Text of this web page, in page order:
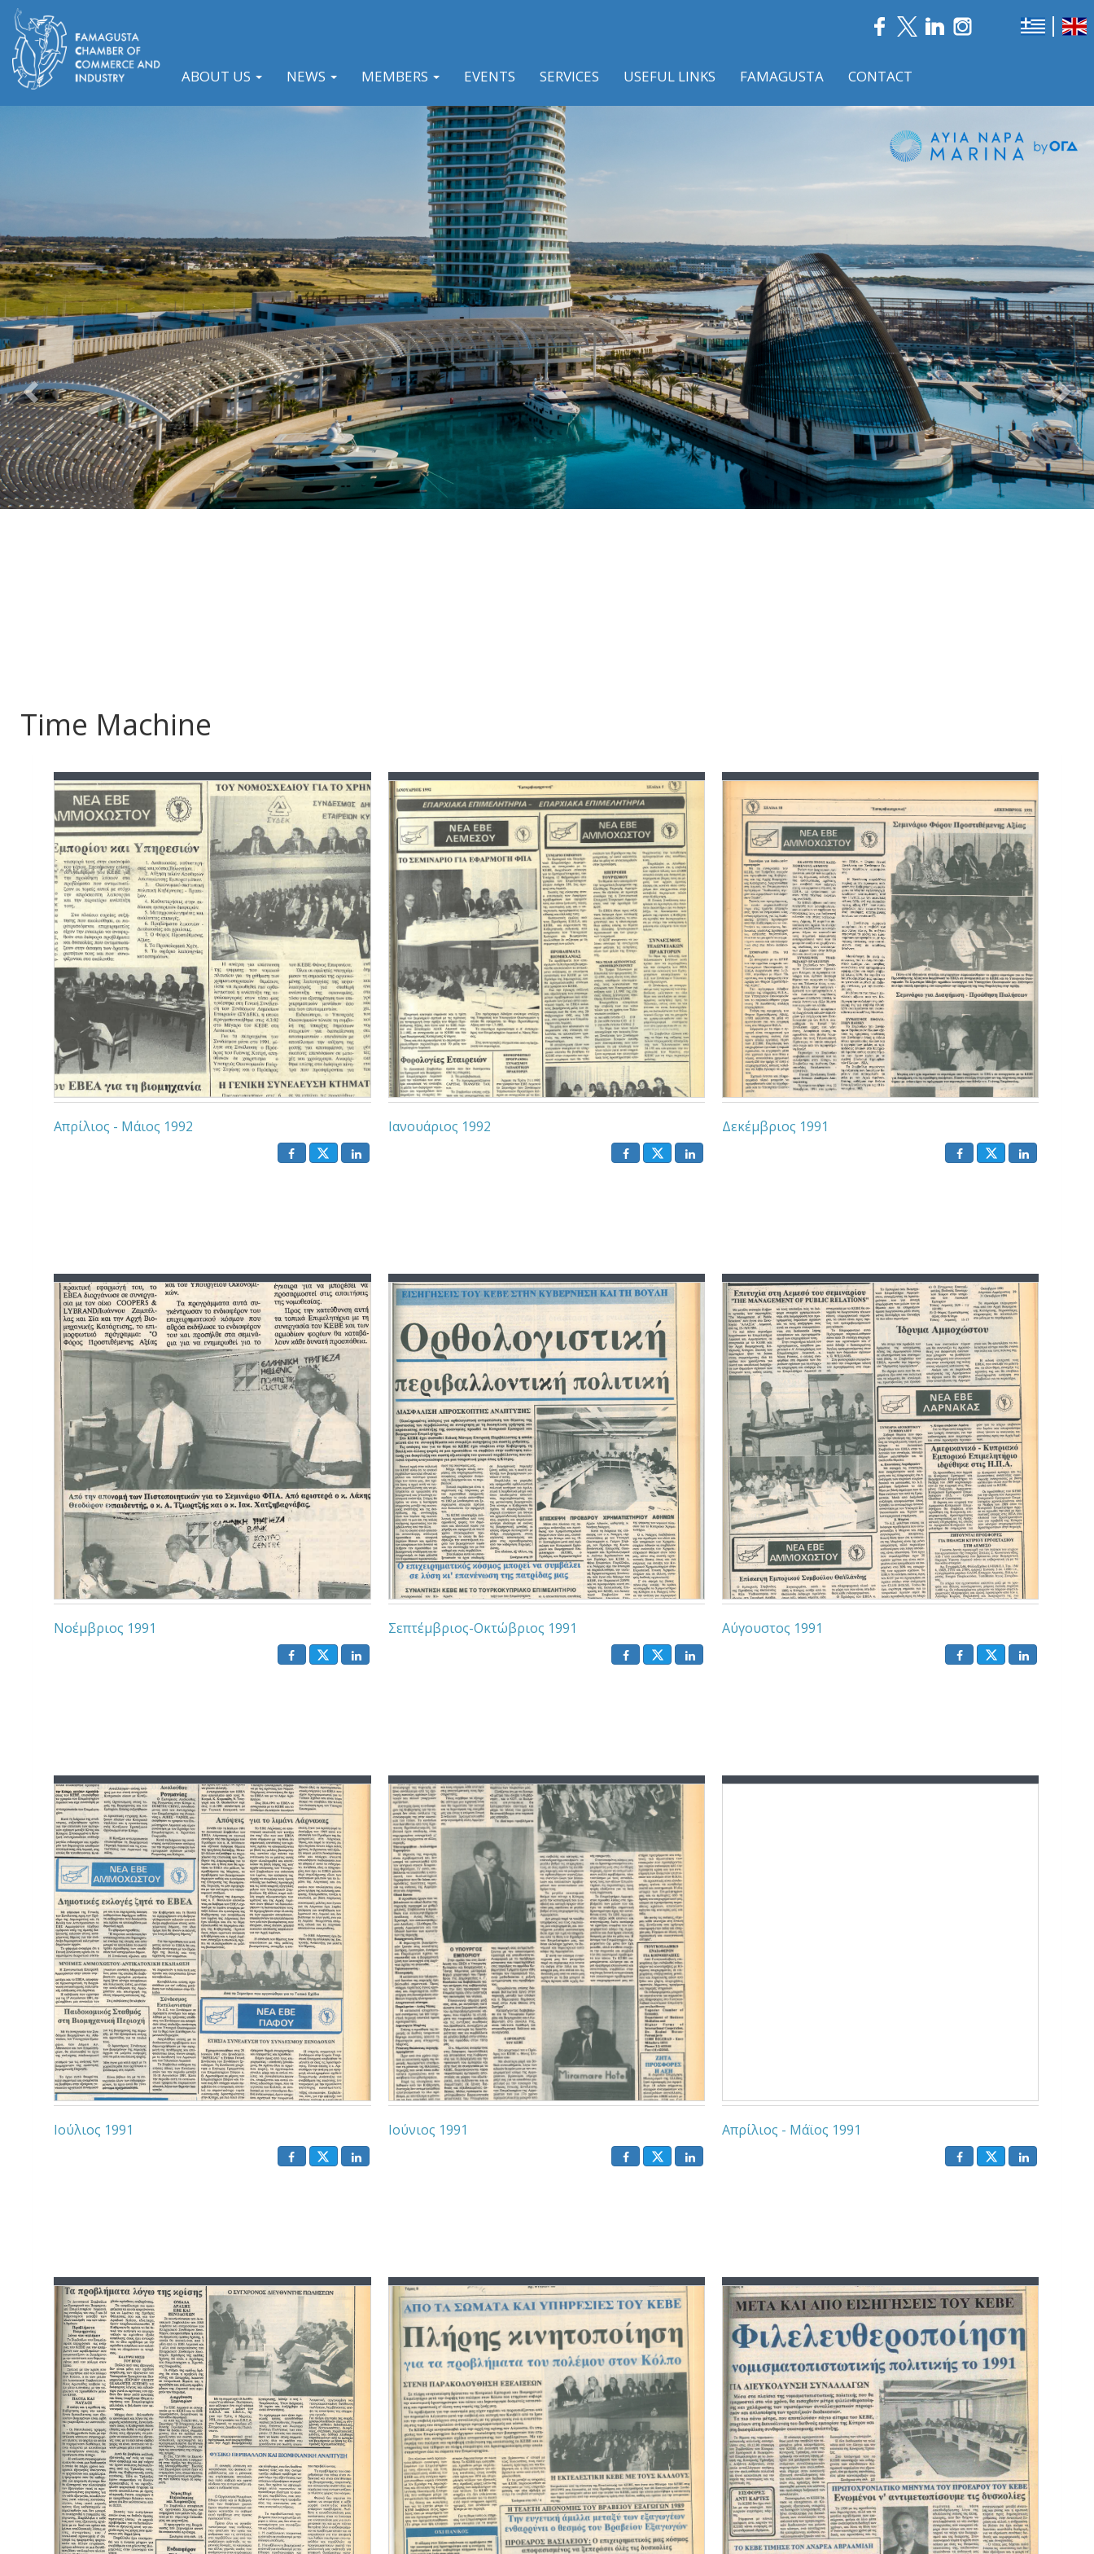
ABOUT US NEWS MEMBERS EVENTS SERVICES USEFUL LINKS FAMAGUSTA CONTACT
Time Machine
Απρίλιος - Μάιος 1992
()
Ιανουάριος 1992
()
Δεκέμβριος 1991
()
Νοέμβριος 1991
()
Σεπτέμβριος-Οκτώβριος 1991
()
Αύγουστος 1991
()
Ιούλιος 1991
()
Ιούνιος 1991
()
Απρίλιος - Μάϊος 1991
()